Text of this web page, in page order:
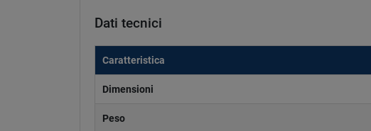
Dati tecnici
Caratteristica
Dimensioni
Peso